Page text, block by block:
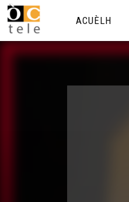
ACUÈLH